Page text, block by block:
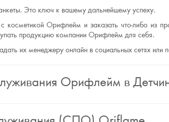
Это ключ к вашему дальнейшему успеху.
косметикой Орифлейм и заказать что-либо из
продукцию компании Орифлейм для себя.
их менеджеру онлайн в социальных сетях
Орифлейм в